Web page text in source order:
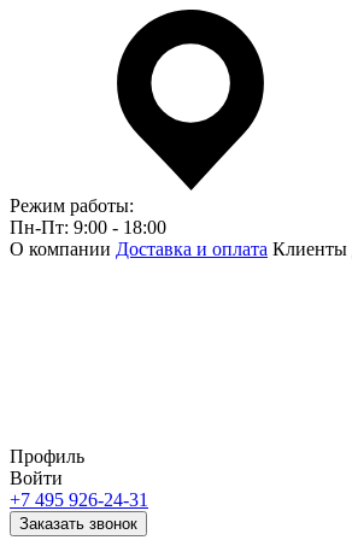
Режим работы:
Пн-Пт: 9:00 - 18:00
О компании Доставка и оплата Клиенты
Профиль
Войти
+7 495 926-24-31
Заказать звонок